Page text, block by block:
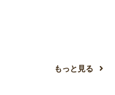
もっと見る